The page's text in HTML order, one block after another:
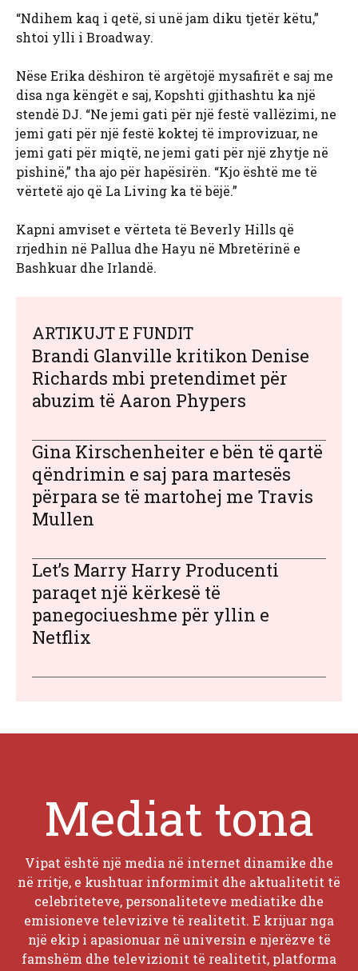
“Ndihem kaq i qetë, si unë jam diku tjetër këtu,”
shtoi ylli i Broadway.
Nëse Erika dëshiron të argëtojë mysafirët e saj me
disa nga këngët e saj, Kopshti gjithashtu ka një
stendë DJ. “Ne jemi gati për një festë vallëzimi, ne
jemi gati për një festë koktej të improvizuar, ne
jemi gati për miqtë, ne jemi gati për një zhytje në
pishinë,” tha ajo për hapësirën. “Kjo është me të
vërtetë ajo që La Living ka të bëjë.”
Kapni amviset e vërteta të Beverly Hills që
rrjedhin në Pallua dhe Hayu në Mbretërinë e
Bashkuar dhe Irlandë.
ARTIKUJT E FUNDIT
Brandi Glanville kritikon Denise
Richards mbi pretendimet për
abuzim të Aaron Phypers
Gina Kirschenheiter e bën të qartë
qëndrimin e saj para martesës
përpara se të martohej me Travis
Mullen
Let’s Marry Harry Producenti
paraqet një kërkesë të
panegociueshme për yllin e
Netflix
Mediat tona
Vipat është një media në internet dinamike dhe
në rritje, e kushtuar informimit dhe aktualitetit të
celebriteteve, personaliteteve mediatike dhe
emisioneve televizive të realitetit. E krijuar nga
një ekip i apasionuar në universin e njerëzve të
famshëm dhe televizionit të realitetit, platforma